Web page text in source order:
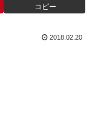
コピー
2018.02.20